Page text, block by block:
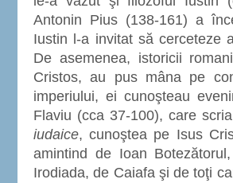
Antonin Pius (138-161) a
Iustin l-a invitat să cerceteze
De asemenea, istoricii
Cristos, au pus mâna pe
imperiului, ei cunoşteau
Flaviu (cca 37-100), care
iudaice, cunoştea pe Isus
amintind de Ioan
Irodiada, de Caiafa şi de toţi